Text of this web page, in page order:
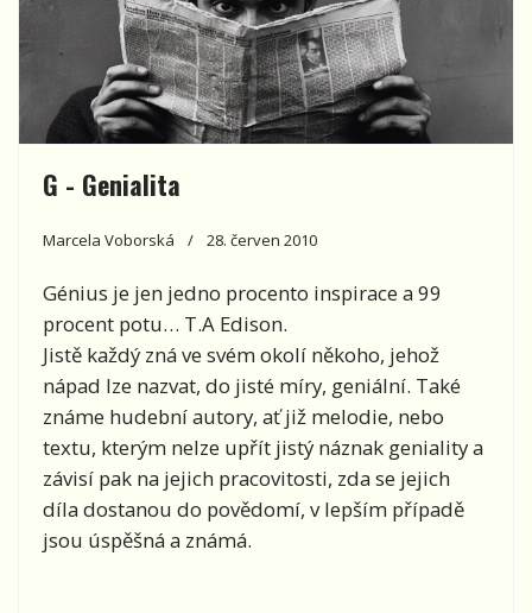
G - Genialita
Marcela Voborská 28. červen 2010
Génius je jen jedno procento inspirace a 99
procent potu… T.A Edison.
Jistě každý zná ve svém okolí někoho, jehož
nápad lze nazvat, do jisté míry, geniální. Také
známe hudební autory, ať již melodie, nebo
textu, kterým nelze upřít jistý náznak geniality a
závisí pak na jejich pracovitosti, zda se jejich
díla dostanou do povědomí, v lepším případě
jsou úspěšná a známá.